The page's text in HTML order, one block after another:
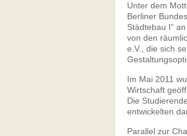
Unter dem
Berliner
Städtebau I“
von den
e.V., die sich
Im Mai 2011
Wirtschaft
Die
entwickelten
Parallel zur